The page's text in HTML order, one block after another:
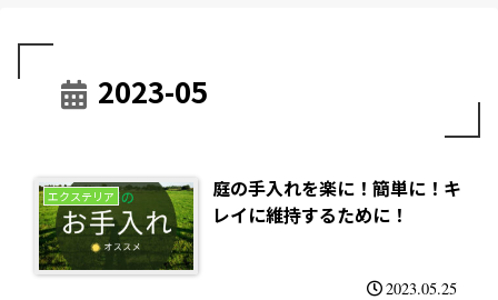
2023-05
エクステリア
庭の手入れを楽に！簡単に！キ
レイに維持するために！
2023.05.25